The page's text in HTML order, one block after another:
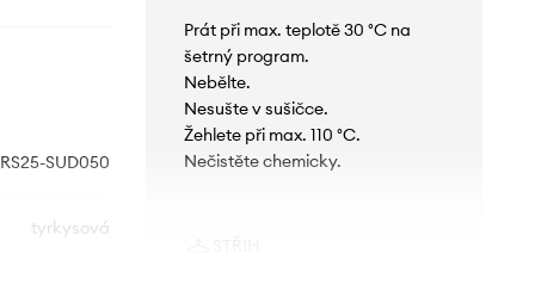
RS25-SUD050
tyrkysová
Prát při max. teplotě 30 °C na
šetrný program.
Nebělte.
Nesušte v sušičce.
Žehlete při max. 110 °C.
Nečistěte chemicky.